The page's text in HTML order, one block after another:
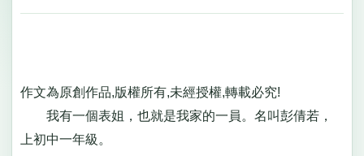
作文為原創作品,版權所有,未經授權,轉載必究!
我有一個表姐，也就是我家的一員。名叫彭倩若，
上初中一年級。